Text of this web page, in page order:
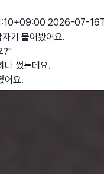
2026-07-
기 물어봤어요.
?"
나 썼는데요.
어요.